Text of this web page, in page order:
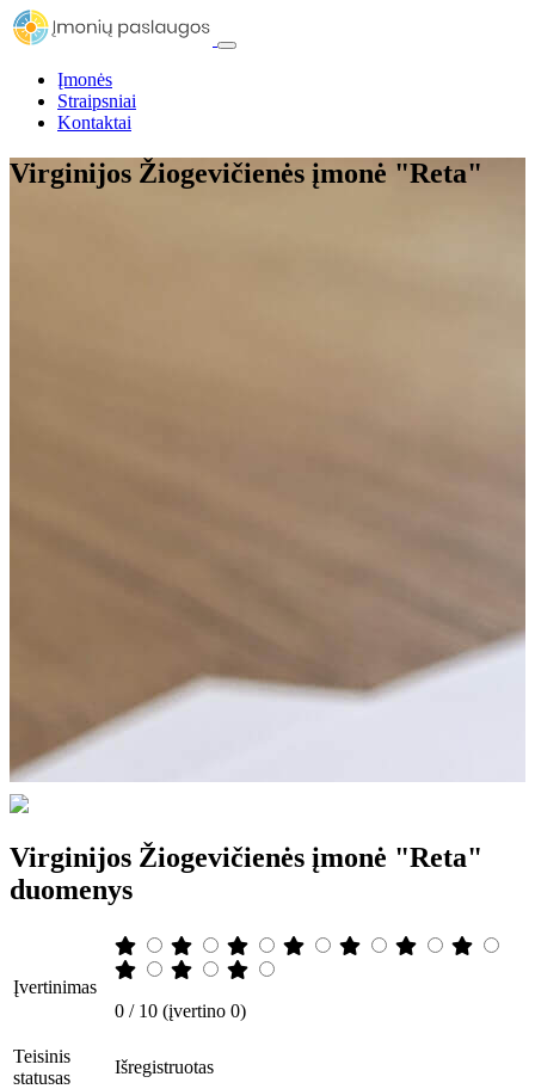
Įmonės
Straipsniai
Kontaktai
Virginijos Žiogevičienės įmonė "Reta"
Virginijos Žiogevičienės įmonė "Reta"
duomenys
Įvertinimas
0 / 10 (įvertino 0)
Teisinis
statusas
Išregistruotas